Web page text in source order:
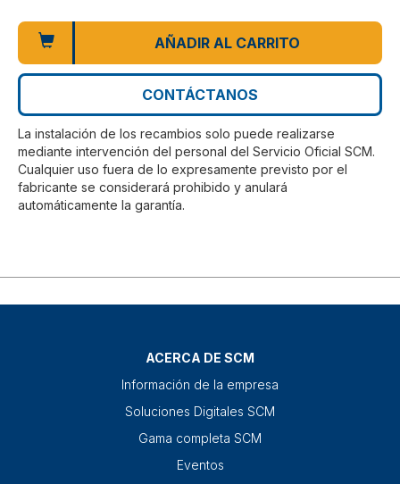
AÑADIR AL CARRITO
CONTÁCTANOS
La instalación de los recambios solo puede realizarse
mediante intervención del personal del Servicio Oficial SCM.
Cualquier uso fuera de lo expresamente previsto por el
fabricante se considerará prohibido y anulará
automáticamente la garantía.
ACERCA DE SCM
Información de la empresa
Soluciones Digitales SCM
Gama completa SCM
Eventos